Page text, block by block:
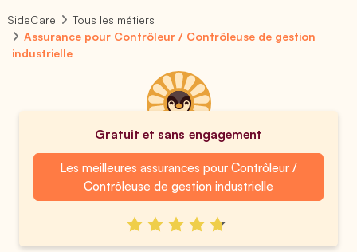
SideCare
Tous les métiers
Assurance pour Contrôleur / Contrôleuse de gestion
industrielle
Gratuit et sans engagement
Les meilleures assurances pour Contrôleur /
Contrôleuse de gestion industrielle